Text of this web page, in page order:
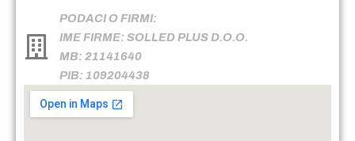
PODACI O FIRMI:
IME FIRME: SOLLED PLUS D.O.O.
MB: 21141640
PIB: 109204438